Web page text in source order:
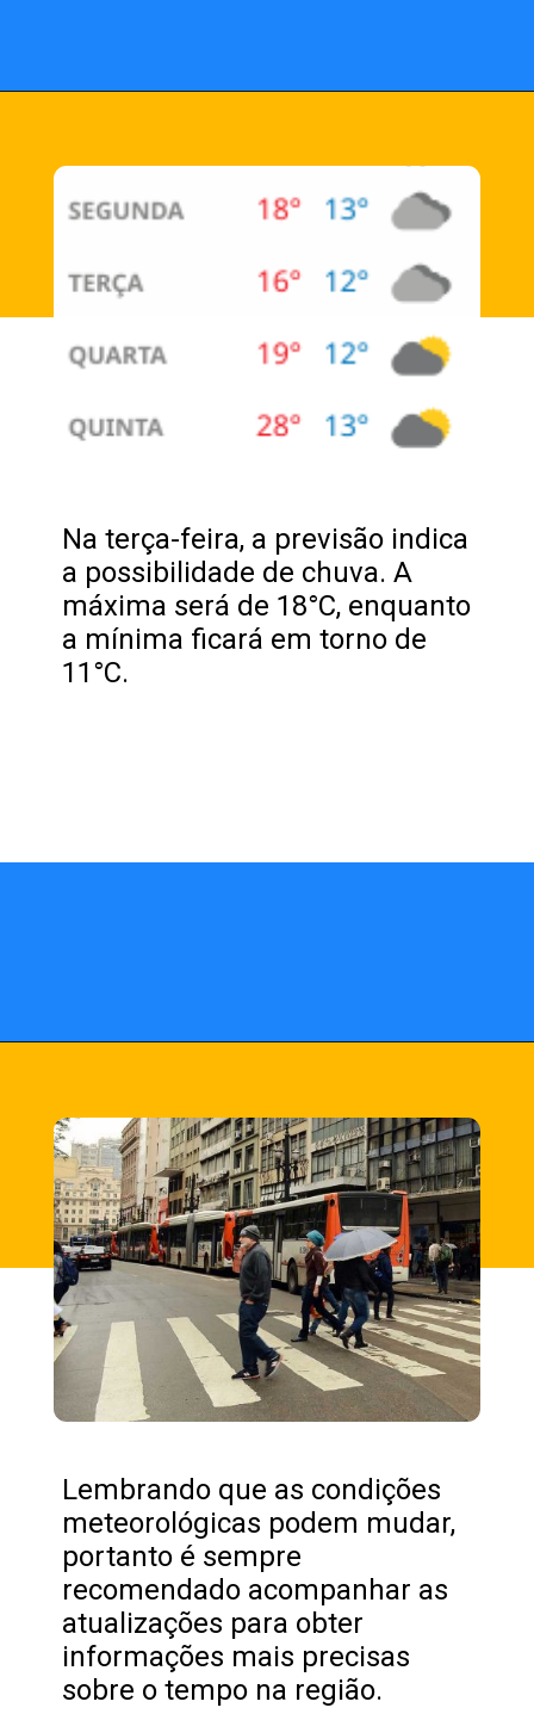
Na terça-feira, a previsão indica
a possibilidade de chuva. A
máxima será de 18°C, enquanto
a mínima ficará em torno de
11°C.
Lembrando que as condições
meteorológicas podem mudar,
portanto é sempre
recomendado acompanhar as
atualizações para obter
informações mais precisas
sobre o tempo na região.